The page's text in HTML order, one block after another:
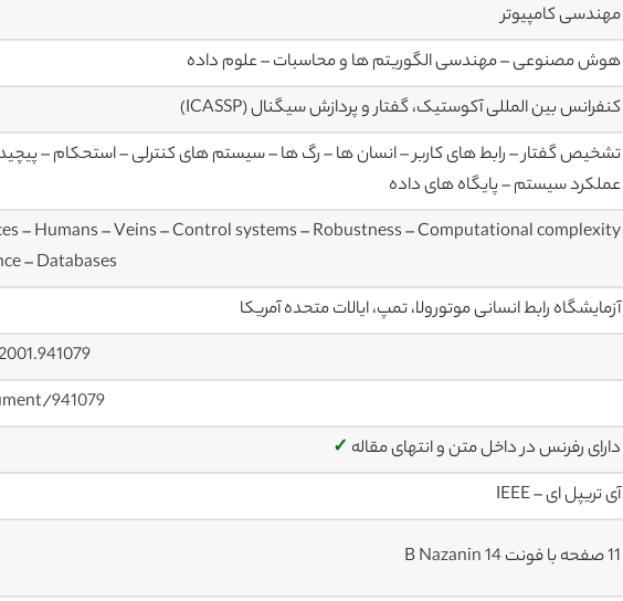
مهندسی کامپیوتر
هوش مصنوعی – مهندسی الگوریتم ها و محاسبات – علوم داده
کنفرانس بین المللی آکوستیک، گفتار و پردازش سیگنال (ICASSP)
تشخیص گفتار – رابط های کاربر – انسان ها – رگ ها – سیستم های کنترلی – استحکام –
عملکرد سیستم – پایگاه های داده
– Humans – Veins – Control systems – Robustness – Computational complexity
– Databases
آزمایشگاه رابط انسانی موتورولا، تمپ، ایالات متحده آمریکا
941079
دارای رفرنس در داخل متن و انتهای مقاله ✓
آی تریپل ای – IEEE
11 صفحه با فونت 14 B Nazanin